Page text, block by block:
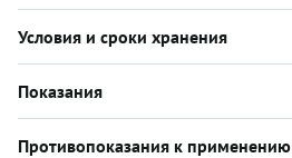
Условия и сроки хранения
Показания
Противопоказания к применению